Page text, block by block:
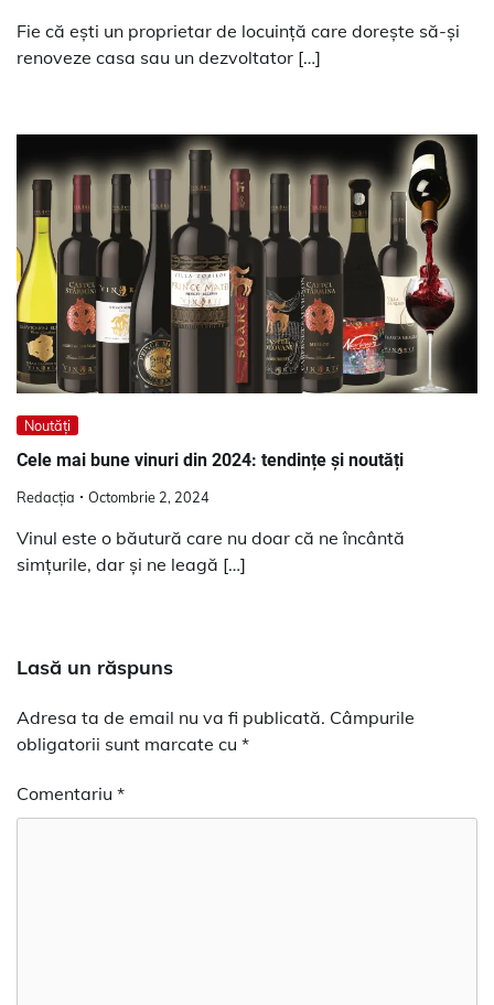
Fie că ești un proprietar de locuință care dorește să-și
renoveze casa sau un dezvoltator […]
Noutăți
Cele mai bune vinuri din 2024: tendințe și noutăți
Redacția Octombrie 2, 2024
Vinul este o băutură care nu doar că ne încântă
simțurile, dar și ne leagă […]
Lasă un răspuns
Adresa ta de email nu va fi publicată. Câmpurile
obligatorii sunt marcate cu *
Comentariu *